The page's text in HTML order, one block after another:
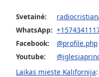
Opacity
Font
Svetainė:
WhatsApp:
Facebook:
@profile.php
Youtube:
Laikas mieste Kalifornija: